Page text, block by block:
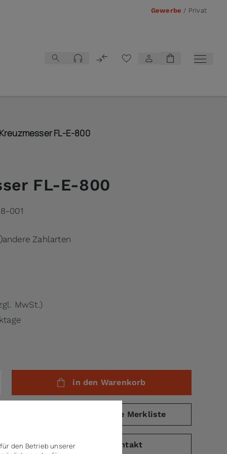
Gewerbe / Privat
FL-E-800
FL-E-800
001
andere Zahlarten
MwSt.)
in den Warenkorb
auf die Merkliste
Kontakt
den Betrieb unserer